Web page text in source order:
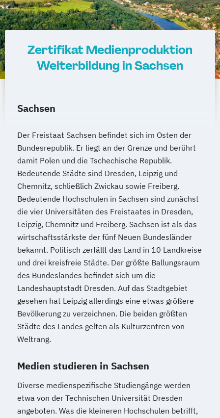
Zertifikat Medienproduktion
Weiterbildung in Sachsen
Sachsen
Der Freistaat Sachsen befindet sich im Osten der
Bundesrepublik. Er liegt an der Grenze und berührt
damit Polen und die Tschechische Republik.
Bedeutende Städte sind Dresden, Leipzig und
Chemnitz, schließlich Zwickau sowie Freiberg.
Bedeutende Hochschulen in Sachsen sind zunächst
die vier Universitäten des Freistaates in Dresden,
Leipzig, Chemnitz und Freiberg. Sachsen ist als das
wirtschaftsstärkste der fünf Neuen Bundesländer
bekannt. Politisch zerfällt das Land in 10 Landkreise
und drei kreisfreie Städte. Der größte Ballungsraum
des Bundeslandes befindet sich um die
Landeshauptstadt Dresden. Auf das Stadtgebiet
gesehen hat Leipzig allerdings eine etwas größere
Bevölkerung zu verzeichnen. Die beiden größten
Städte des Landes gelten als Kulturzentren von
Weltrang.
Medien studieren in Sachsen
Diverse medienspezifische Studiengänge werden
etwa von der Technischen Universität Dresden
angeboten. Was die kleineren Hochschulen betrifft,